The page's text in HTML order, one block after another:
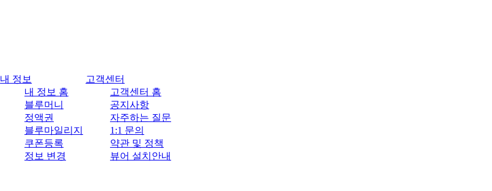
내 정보
내 정보 홈
블루머니
정액권
블루마일리지
쿠폰등록
정보 변경
고객센터
고객센터 홈
공지사항
자주하는 질문
1:1 문의
약관 및 정책
뷰어 설치안내